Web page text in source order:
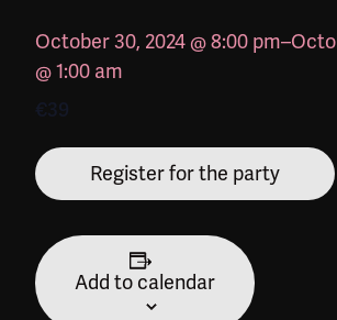
October 30, 2024 @ 8:00 pm–
@ 1:00 am
€39
Register for the party
Add to calendar